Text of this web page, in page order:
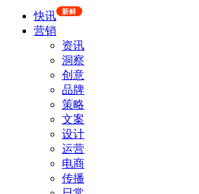
快讯 新鲜
营销
资讯
洞察
创意
品牌
策略
文案
设计
运营
电商
传播